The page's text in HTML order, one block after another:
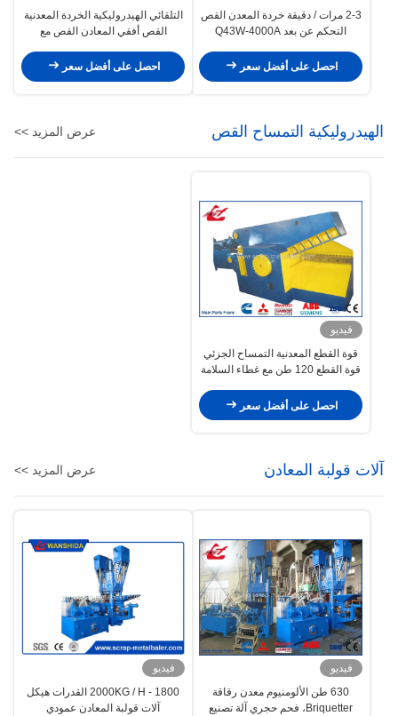
2-3 مرات / دقيقة خردة المعدن القص
التحكم عن بعد Q43W-4000A
احصل على أفضل سعر
التلقائي الهيدروليكية الخردة المعدنية
القص أفقي المعادن القص مع
احصل على أفضل سعر
الهيدروليكية التمساح القص عرض المزيد >>
فيديو
قوة القطع المعدنية التمساح الجزئي
قوة القطع 120 طن مع غطاء السلامة
احصل على أفضل سعر
آلات قولبة المعادن عرض المزيد >>
فيديو
630 طن الألومنيوم معدن رقاقة
Briquetter، فحم حجري آلة تصنيع
فيديو
1800 - 2000KG / H القدرات هيكل
آلات قولبة المعادن عمودي